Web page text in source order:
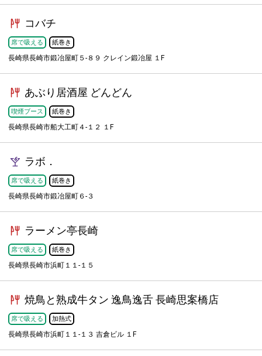
コバチ
席で吸える 紙巻き
長崎県長崎市鍛冶屋町５-８９ クレイン鍛冶屋 １F
あぶり居酒屋 どんどん
喫煙ブース 紙巻き
長崎県長崎市船大工町４-１２ １F
ラボ．
席で吸える 紙巻き
長崎県長崎市鍛冶屋町６-３
ラーメン亭長崎
席で吸える 紙巻き
長崎県長崎市浜町１１-１５
焼鳥と熟成牛タン 逸鳥逸舌 長崎思案橋店
席で吸える 加熱式
長崎県長崎市浜町１１-１３ 吉倉ビル １F